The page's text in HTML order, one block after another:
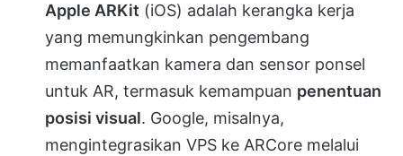
Apple ARKit (iOS) adalah kerangka kerja
yang memungkinkan pengembang
memanfaatkan kamera dan sensor ponsel
untuk AR, termasuk kemampuan penentuan
posisi visual. Google, misalnya,
mengintegrasikan VPS ke ARCore melalui